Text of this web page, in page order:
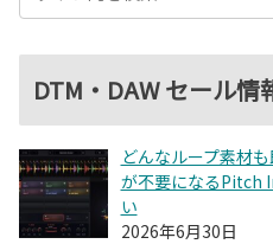
DTM・DAW セール情
どんなループ素材
が不要になるPitch
い
2026年6月30日